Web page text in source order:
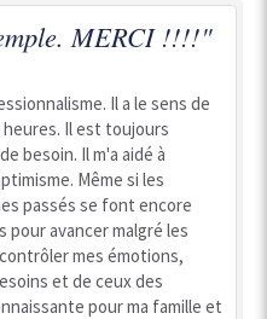
MERCI !!!!"
Il a le sens de
Il est toujours
besoin. Il m'a aidé à
Même si les
passés se font encore
pour avancer malgré les
mes émotions,
et de ceux des
pour ma famille et